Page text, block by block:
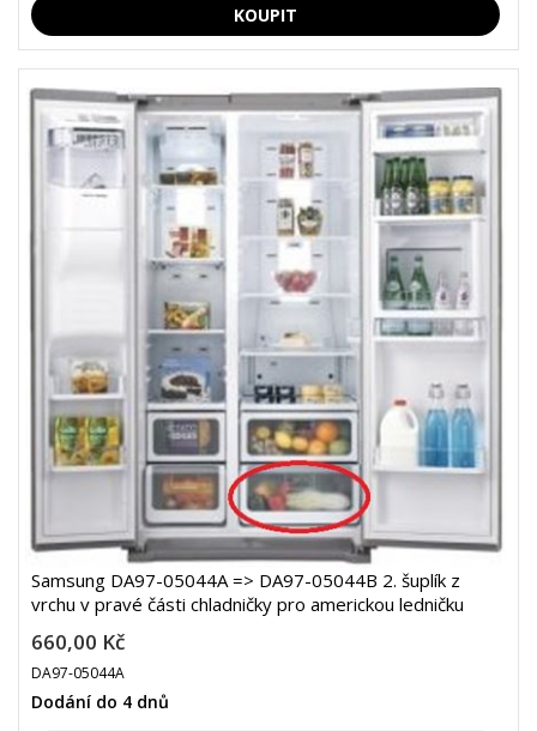
Samsung DA97-05044A => DA97-05044B 2. šuplík z
vrchu v pravé části chladničky pro americkou ledničku
660,00 Kč
DA97-05044A
Dodání do 4 dnů